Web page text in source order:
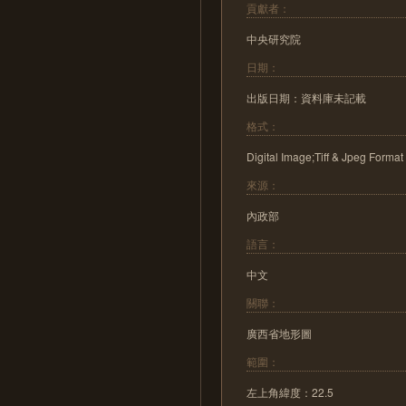
貢獻者：
中央研究院
日期：
出版日期：資料庫未記載
格式：
Digital Image;Tiff & Jpeg Format
來源：
內政部
語言：
中文
關聯：
廣西省地形圖
範圍：
左上角緯度：22.5